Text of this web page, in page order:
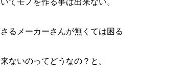
てモノを作る事は出来ない。
るメーカーさんが無くては困る
ないのってどうなの？と。